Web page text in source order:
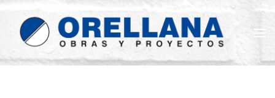
Saltar
contenido
(presiona
laReformas Orellana